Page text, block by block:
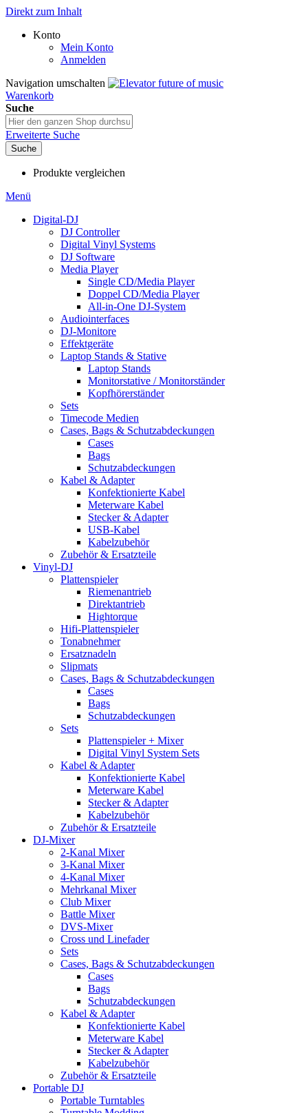
Direkt zum Inhalt
Konto
Mein Konto
Anmelden
Navigation umschalten
Warenkorb
Suche
Erweiterte Suche
Suche
Produkte vergleichen
Menü
Digital-DJ
DJ Controller
Digital Vinyl Systems
DJ Software
Media Player
Single CD/Media Player
Doppel CD/Media Player
All-in-One DJ-System
Audiointerfaces
DJ-Monitore
Effektgeräte
Laptop Stands & Stative
Laptop Stands
Monitorstative / Monitorständer
Kopfhörerständer
Sets
Timecode Medien
Cases, Bags & Schutzabdeckungen
Cases
Bags
Schutzabdeckungen
Kabel & Adapter
Konfektionierte Kabel
Meterware Kabel
Stecker & Adapter
USB-Kabel
Kabelzubehör
Zubehör & Ersatzteile
Vinyl-DJ
Plattenspieler
Riemenantrieb
Direktantrieb
Hightorque
Hifi-Plattenspieler
Tonabnehmer
Ersatznadeln
Slipmats
Cases, Bags & Schutzabdeckungen
Cases
Bags
Schutzabdeckungen
Sets
Plattenspieler + Mixer
Digital Vinyl System Sets
Kabel & Adapter
Konfektionierte Kabel
Meterware Kabel
Stecker & Adapter
Kabelzubehör
Zubehör & Ersatzteile
DJ-Mixer
2-Kanal Mixer
3-Kanal Mixer
4-Kanal Mixer
Mehrkanal Mixer
Club Mixer
Battle Mixer
DVS-Mixer
Cross und Linefader
Sets
Cases, Bags & Schutzabdeckungen
Cases
Bags
Schutzabdeckungen
Kabel & Adapter
Konfektionierte Kabel
Meterware Kabel
Stecker & Adapter
Kabelzubehör
Zubehör & Ersatzteile
Portable DJ
Portable Turntables